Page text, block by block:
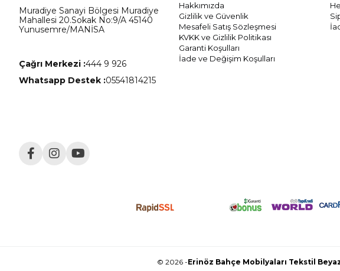
Muradiye Sanayi Bölgesi Muradiye
Mahallesi 20.Sokak No:9/A 45140
Yunusemre/MANİSA
Çağrı Merkezi :444 9 926
Whatsapp Destek :05541814215
Hakkımızda
Gizlilik ve Güvenlik
Mesafeli Satış Sözleşmesi
KVKK ve Gizlilik Politikası
Garanti Koşulları
İade ve Değişim Koşulları
© 2026 -Erinöz Bahçe Mobilyaları Tekstil